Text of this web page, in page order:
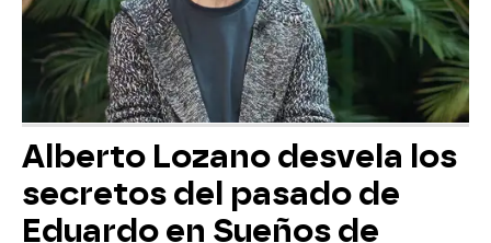
Alberto Lozano desvela los
secretos del pasado de
Eduardo en Sueños de